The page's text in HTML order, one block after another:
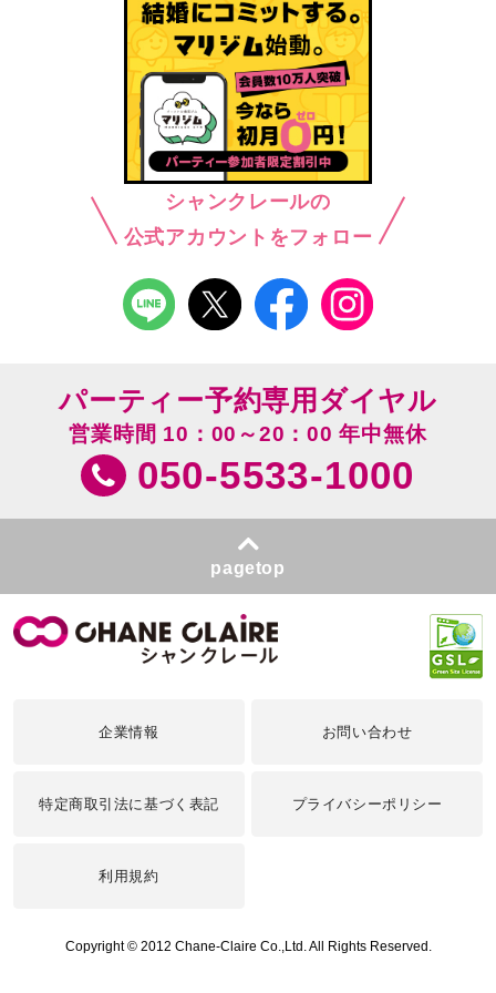
シャンクレールの
公式アカウントをフォロー
パーティー予約専用ダイヤル
営業時間 10：00～20：00 年中無休
050-5533-1000
pagetop
企業情報 お問い合わせ
特定商取引法に基づく表記 プライバシーポリシー
利用規約
Copyright © 2012 Chane-Claire Co.,Ltd. All Rights Reserved.